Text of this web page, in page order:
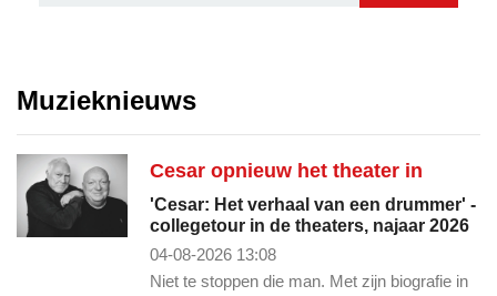
Muzieknieuws
Cesar opnieuw het theater in
'Cesar: Het verhaal van een drummer' -
collegetour in de theaters, najaar 2026
04-08-2026 13:08
Niet te stoppen die man. Met zijn biografie in